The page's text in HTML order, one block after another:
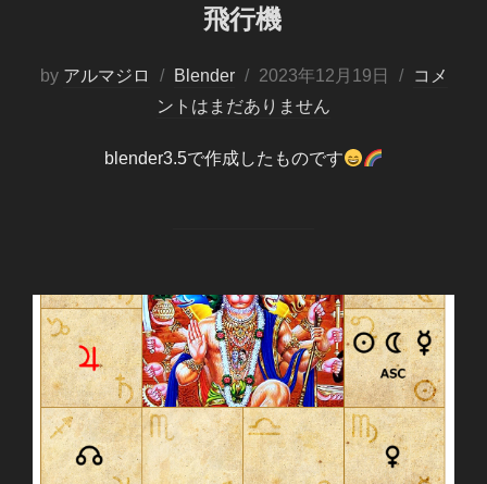
飛行機
by アルマジロ Blender
投
稿
2023年12月19日
コメ
ントはまだありません
blender3.5で作成したものです